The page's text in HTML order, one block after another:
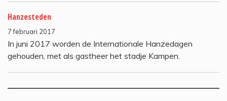
Hanzesteden
7 februari 2017
In juni 2017 worden de Internationale Hanzedagen
gehouden, met als gastheer het stadje Kampen.